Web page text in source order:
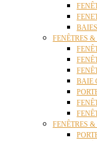
FENÊTRES &
BAIE
FENÊTRES &